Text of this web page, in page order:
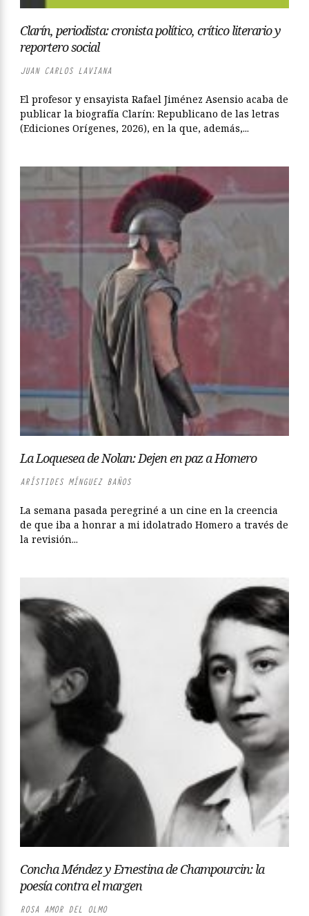
Clarín, periodista: cronista político, crítico literario y
reportero social
JUAN CARLOS LAVIANA
El profesor y ensayista Rafael Jiménez Asensio acaba de
publicar la biografía Clarín: Republicano de las letras
(Ediciones Orígenes, 2026), en la que, además,...
La Loquesea de Nolan: Dejen en paz a Homero
ARÍSTIDES MÍNGUEZ BAÑOS
La semana pasada peregriné a un cine en la creencia
de que iba a honrar a mi idolatrado Homero a través de
la revisión...
Concha Méndez y Ernestina de Champourcin: la
poesía contra el margen
ROSA AMOR DEL OLMO